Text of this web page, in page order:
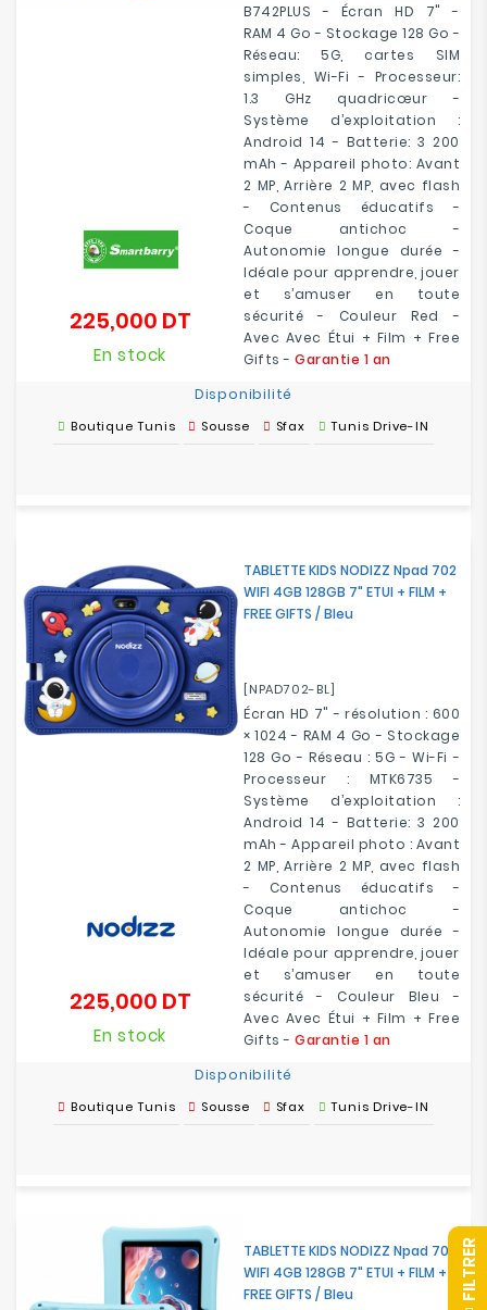
B742PLUS - Écran HD 7" -
RAM 4 Go - Stockage 128 Go -
Réseau: 5G, cartes SIM
simples, Wi-Fi - Processeur:
1.3 GHz quadricœur -
Système d’exploitation :
Android 14 - Batterie: 3 200
mAh - Appareil photo: Avant
2 MP, Arrière 2 MP, avec flash
- Contenus éducatifs -
Coque antichoc -
Autonomie longue durée -
Idéale pour apprendre, jouer
et s’amuser en toute
sécurité - Couleur Red -
Avec Avec Étui + Film + Free
Gifts - Garantie 1 an
225,000 DTPrix
En stock
Disponibilité
Boutique Tunis Sousse Sfax Tunis Drive-IN
TABLETTE KIDS NODIZZ Npad 702
WIFI 4GB 128GB 7" ETUI + FILM +
FREE GIFTS / Bleu
[NPAD702-BL]
Écran HD 7" - résolution : 600
× 1024 - RAM 4 Go - Stockage
128 Go - Réseau : 5G - Wi-Fi -
Processeur : MTK6735 -
Système d’exploitation :
Android 14 - Batterie: 3 200
mAh - Appareil photo : Avant
2 MP, Arrière 2 MP, avec flash
- Contenus éducatifs -
Coque antichoc -
Autonomie longue durée -
Idéale pour apprendre, jouer
et s’amuser en toute
sécurité - Couleur Bleu -
Avec Avec Étui + Film + Free
Gifts - Garantie 1 an
225,000 DTPrix
En stock
Disponibilité
Boutique Tunis Sousse Sfax Tunis Drive-IN
TABLETTE KIDS NODIZZ Npad 701
WIFI 4GB 128GB 7" ETUI + FILM +
FREE GIFTS / Bleu
R